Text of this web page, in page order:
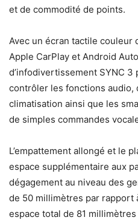
et de commodité de points.
Avec un écran tactile couleur
Apple CarPlay et Android
d’infodivertissement SYNC
contrôler les fonctions audio,
climatisation ainsi que les
de simples commandes
L’empattement allongé et le
espace supplémentaire aux
dégagement au niveau des
de 50 millimètres par rapport
espace total de 81